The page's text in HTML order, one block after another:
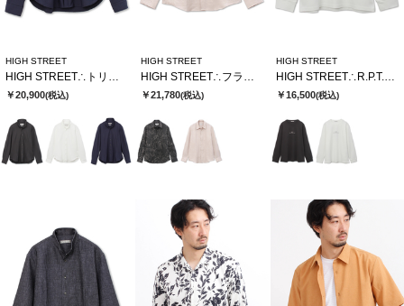
HIGH STREET
￥20,900(税込)
HIGH STREET
￥21,780(税込)
HIGH STREET
￥16,500(税込)